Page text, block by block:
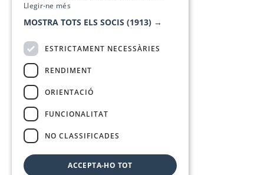
Llegir-ne més
MOSTRA TOTS ELS SOCIS (1913) →
ESTRICTAMENT NECESSÀRIES
RENDIMENT
ORIENTACIÓ
FUNCIONALITAT
NO CLASSIFICADES
ACCEPTA-HO TOT